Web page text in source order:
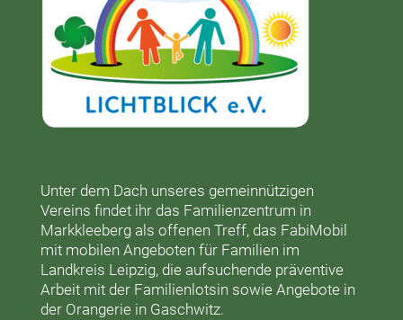
Unter dem Dach unseres gemeinnützigen
Vereins findet ihr das Familienzentrum in
Markkleebergals offenen Treff, das FabiMobil
mit mobilen Angeboten für Familien im
Landkreis Leipzig, die aufsuchende präventive
Arbeit mit der Familienlotsin sowie Angebote in
der Orangeriein Gaschwitz.